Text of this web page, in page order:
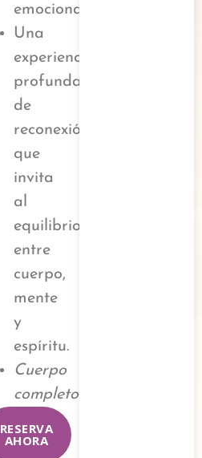
emocionales.
Una
experiencia
profunda
de
reconexión
que
invita
al
equilibrio
entre
cuerpo,
mente
y
espíritu.
Cuerpo
completo
RESERVA
AHORA